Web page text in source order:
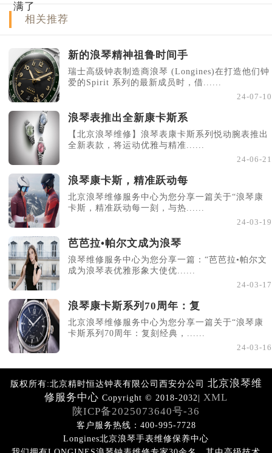
满了
相关推荐
新的浪琴精神祖鲁时间手
瑞士高级钟表制造商浪琴 (Longines)在打造他们钟
爱的Spirit 系列的最新成员时，借......
24-07-10
浪琴表推出全新康卡斯系
【北京浪琴维修】浪琴表康卡斯系列悦动腕表推出
全新表款，将运动优雅与精准......
24-06-21
浪琴康卡斯，精准跃动每
北京浪琴维修服务中心为您分享一篇关于“浪琴康
卡斯，精准跃动每一刻，与热......
24-03-19
芭芭拉•帕尔文成为浪琴
浪琴维修服务中心为您分享一篇：“芭芭拉•帕尔文
成为浪琴表优雅形象大使优......
24-03-17
浪琴康卡斯系列70周年：复
北京浪琴维修服务中心为您分享一篇关于“浪琴康
卡斯系列70周年：复刻经典，......
24-03-16
版权所有:北京精时恒达钟表有限公司西安分公司 北京浪琴维
修服务中心 Copyright © 2018-2032| XML
陕ICP备2025073640号-36
客户服务热线：400-995-7728
Longines北京浪琴手表维修保养中心